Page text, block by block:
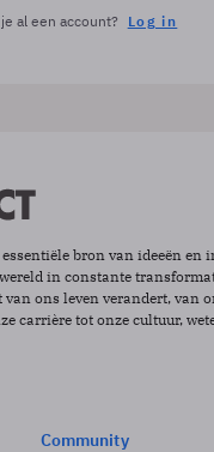
al een account? Log in
bron van ideeën en
in constante
ons leven verandert, van
carrière tot onze cultuur,
Community